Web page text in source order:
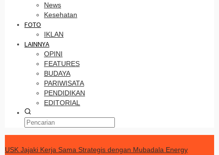
News
Kesehatan
FOTO
IKLAN
LAINNYA
OPINI
FEATURES
BUDAYA
PARIWISATA
PENDIDIKAN
EDITORIAL
USK Jajaki Kerja Sama Strategis dengan Mubadala Energy